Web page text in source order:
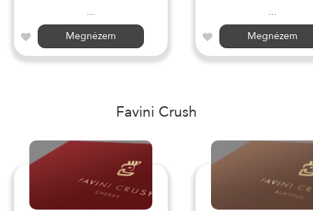
...
Megnézem
...
Megnézem
Favini Crush